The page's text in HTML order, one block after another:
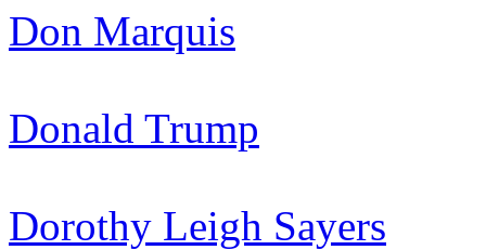
Don Marquis
Donald Trump
Dorothy Leigh Sayers